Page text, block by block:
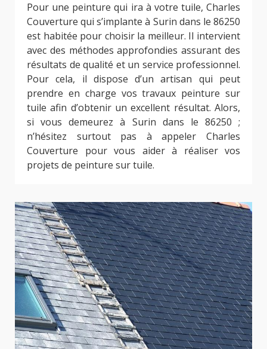
Pour une peinture qui ira à votre tuile, Charles
Couverture qui s’implante à Surin dans le 86250
est habitée pour choisir la meilleur. Il intervient
avec des méthodes approfondies assurant des
résultats de qualité et un service professionnel.
Pour cela, il dispose d’un artisan qui peut
prendre en charge vos travaux peinture sur
tuile afin d’obtenir un excellent résultat. Alors,
si vous demeurez à Surin dans le 86250 ;
n’hésitez surtout pas à appeler Charles
Couverture pour vous aider à réaliser vos
projets de peinture sur tuile.